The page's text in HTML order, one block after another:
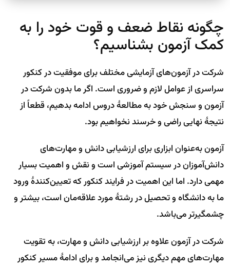
چگونه نقاط ضعف و قوت خود را به
کمک آزمون بشناسیم؟
شرکت در آزمون‌های آزمایشی مختلف برای موفقیت در کنکور
سراسری از عوامل لازم و ضروری است. اگر ما بدون شرکت در
آزمون و سنجش خود به مطالعهٔ دروس ادامه بدهیم، قطعاً از
نتیجهٔ نهایی راضی و خرسند نخواهیم بود.
آزمون به‌عنوان ابزاری برای ارزشیابی دانش و مهارت‌های
دانش‌آموزان در سیستم آموزشی است و نقش و اهمیت بسیار
مهمی دارد. اما این اهمیت در فرایند کنکور که تعیین‌کنندهٔ ورود
ما به دانشگاه و تحصیل در رشتهٔ مورد علاقه‌مان است، بیشتر و
چشمگیرتر می‌باشد.
شرکت در آزمون علاوه بر ارزشیابی دانش و مهارت، به تقویت
مهارت‌های مهم دیگری نیز می‌انجامد و برای ادامهٔ مسیر کنکور